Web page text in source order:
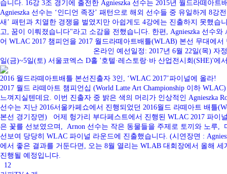
습니다. 16강 3조 경기에 출전한 Agnieszka 선수는 2015년 월드라떼아
Agnieszka 선수는 ‘인디언 족장’ 패턴으로 해외 선수들 중 유일하게 8
새’ 패턴과 치열한 경쟁을 벌였지만 아쉽게도 4강에는 진출하지 못했
고, 꿈이 이뤄졌습니다"라고 소감을 전했습니다. 한편, Agnieszka 선수
어 WLAC 2017 챔피언을 2017 월드라떼아트배틀(WLAB) 본선 무대
온라인 예선일정: 2017년 6월 22일(목) 자정 까
일(금)~5일(토) 서울코엑스 D홀 '호텔·레스토랑·바 산업전시회(SHE)'에
2016 월드라떼아트배틀 본선진출자 3인, ‘WLAC 2017’파이널에 올라!
2017 월드 라떼아트 챔피언십 (World Latte Art Championship 이하
느껴지실텐데요. 이번 진출자 중 밝은 색의 머리가 인상적인 Agnieszka
선수는 지난 2016서울카페쇼에서 진행되었던 2016월드 라떼아트 배틀
본선 경기장면) 어제 헝가리 부다페스트에서 진행된 WLAC 2017 파이
은 꽃를 선보였으며, Arnon 선수는 작은 동물들을 주제로 토끼와 노루
선보여 당당히 WLAC 파이널 라운드에 진출했습니다. (시연장면 :
에서 좋은 결과를 거둔다면, 오는 8월 열리는 WLAB 대회장에서 올해
진행될 예정입니다.
1 2